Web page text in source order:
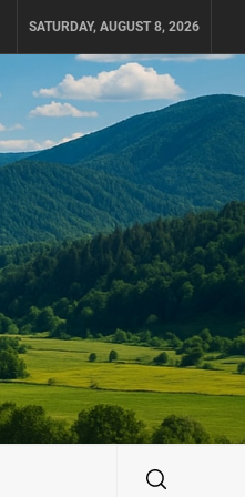
SATURDAY, AUGUST 8, 2026